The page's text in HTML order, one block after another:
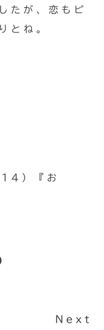
たが、恋もピ
とね。
）『お
Next